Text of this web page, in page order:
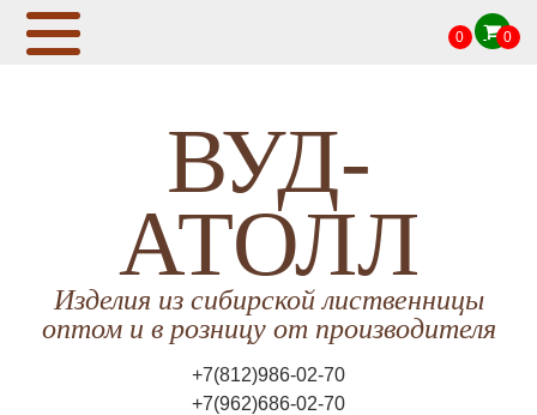
0 0
ВУД-
АТОЛЛ
Изделия из сибирской лиственницы
оптом и в розницу от производителя
+7(812)986-02-70
+7(962)686-02-70